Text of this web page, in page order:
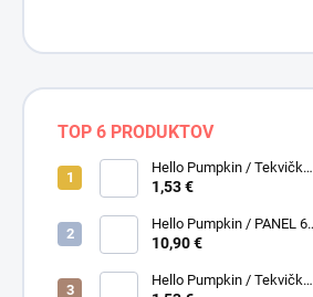
TOP 6 PRODUKTOV
Hello Pumpkin / Tekvičky /
Smotanová / Cream /
1,53 €
Hello Pumpkin / PANEL 6
obrázkov / Henry Glass
10,90 €
Hello Pumpkin / Tekvičky /